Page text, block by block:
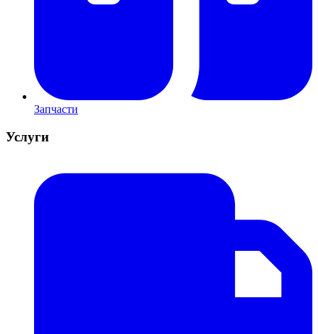
Запчасти
Услуги